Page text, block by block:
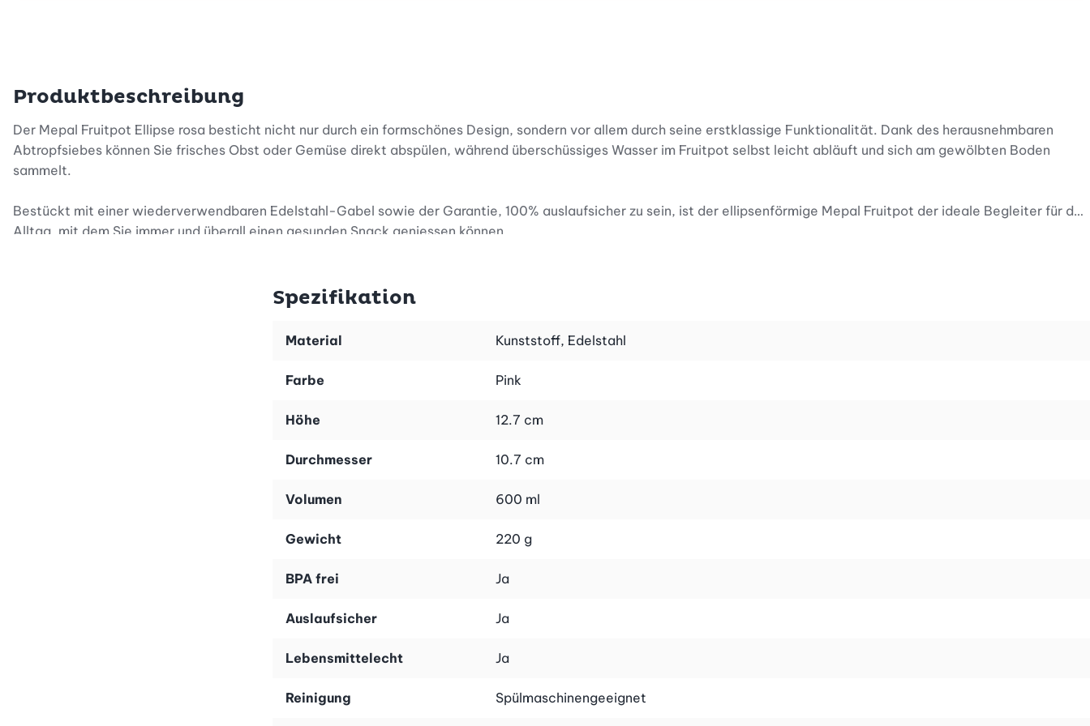
Produktbeschreibung
Der Mepal Fruitpot Ellipse rosa besticht nicht nur durch ein formschönes Design, sondern vor allem durch seine erstklassige Funktionalität. Dank des herausnehmbaren
Abtropfsiebes können Sie frisches Obst oder Gemüse direkt abspülen, während überschüssiges Wasser im Fruitpot selbst leicht abläuft und sich am gewölbten Boden
sammelt.
Bestückt mit einer wiederverwendbaren Edelstahl-Gabel sowie der Garantie, 100% auslaufsicher zu sein, ist der ellipsenförmige Mepal Fruitpot der ideale Begleiter für den
Alltag, mit dem Sie immer und überall einen gesunden Snack geniessen können.
werden. So umgehen Sie die lästige Suche nach genau dem passenden Deckel und können tolle Farbakzente kreieren.
Der 2Go-Becher ist selbstverständlich BPA-frei und absolut spülmaschinenfest. So können Sie nach einer unkomplizierten Reinigung den Becher schnell wieder für den
nächsten Snack unterwegs verwenden. Packen Sie frisches Obst oder knackiges Gemüse in Ihre Tasche und profitieren Sie von Auslaufsicherheit – mit dem formschönen
Spezifikation
Material Kunststoff, Edelstahl
Farbe Pink
Höhe 12.7 cm
Durchmesser 10.7 cm
Volumen 600 ml
Gewicht 220 g
BPA frei Ja
Auslaufsicher Ja
Lebensmittelecht Ja
Reinigung Spülmaschinengeeignet